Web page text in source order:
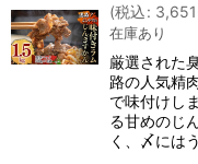
(税込: 3,651
在庫あり
厳選された
路の人気精
で味付けし
る甘めのじ
く、〆には